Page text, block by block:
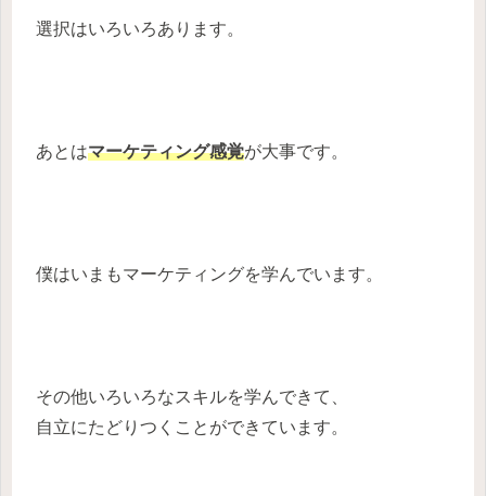
選択はいろいろあります。
あとはマーケティング感覚が大事です。
僕はいまもマーケティングを学んでいます。
その他いろいろなスキルを学んできて、
自立にたどりつくことができています。